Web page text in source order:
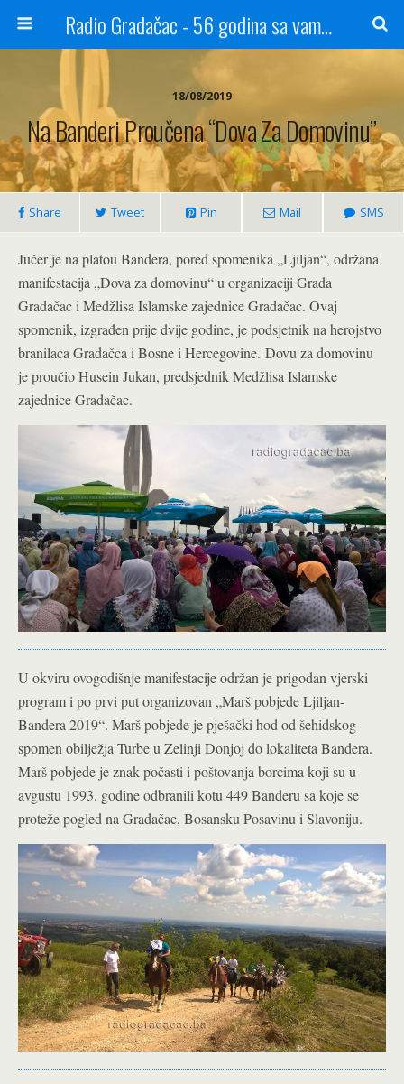
Radio Gradačac - 56 godina sa vama...
18/08/2019
Na Banderi Proučena “Dova Za Domovinu”
Share Tweet Pin Mail SMS
Jučer je na platou Bandera, pored spomenika „Ljiljan“, održana
manifestacija „Dova za domovinu“ u organizaciji Grada
Gradačac i Medžlisa Islamske zajednice Gradačac. Ovaj
spomenik, izgrađen prije dvije godine, je podsjetnik na herojstvo
branilaca Gradačca i Bosne i Hercegovine. Dovu za domovinu
je proučio Husein Jukan, predsjednik Medžlisa Islamske
zajednice Gradačac.
U okviru ovogodišnje manifestacije održan je prigodan vjerski
program i po prvi put organizovan „Marš pobjede Ljiljan-
Bandera 2019“. Marš pobjede je pješački hod od šehidskog
spomen obilježja Turbe u Zelinji Donjoj do lokaliteta Bandera.
Marš pobjede je znak počasti i poštovanja borcima koji su u
avgustu 1993. godine odbranili kotu 449 Banderu sa koje se
proteže pogled na Gradačac, Bosansku Posavinu i Slavoniju.